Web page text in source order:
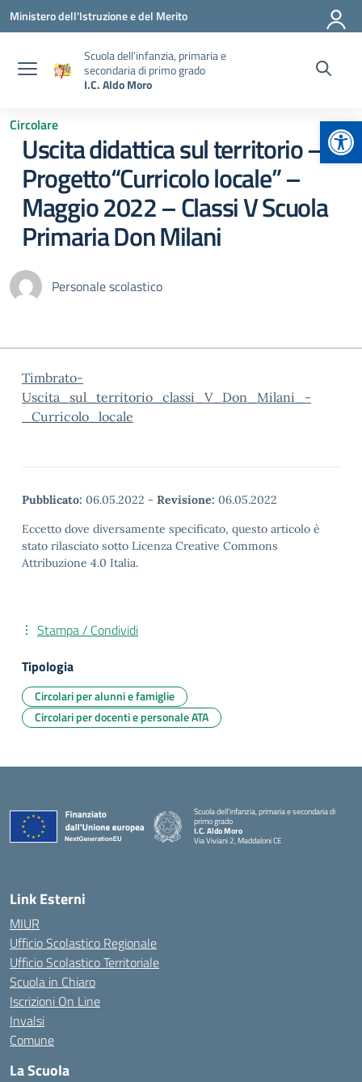
Vai ai contenuti
Vai al menu di navigazione
Vai al footer
Ministero dell'Istruzione e del Merito
Scuola dell’infanzia, primaria e
secondaria di primo grado
I.C. Aldo Moro
Circolare
Uscita didattica sul territorio –
Progetto“Curricolo locale” –
Maggio 2022 – Classi V Scuola
Primaria Don Milani
Personale scolastico
Timbrato-
Uscita_sul_territorio_classi_V_Don_Milani_-
_Curricolo_locale
Pubblicato: 06.05.2022 - Revisione: 06.05.2022
Eccetto dove diversamente specificato, questo articolo è
stato rilasciato sotto Licenza Creative Commons
Attribuzione 4.0 Italia.
Stampa / Condividi
Tipologia
Circolari per alunni e famiglie
Circolari per docenti e personale ATA
Scuola dell’infanzia, primaria e secondaria di
primo grado
I.C. Aldo Moro
Via Viviani 2, Maddaloni CE
Link Esterni
MIUR
Ufficio Scolastico Regionale
Ufficio Scolastico Territoriale
Scuola in Chiaro
Iscrizioni On Line
Invalsi
Comune
La Scuola